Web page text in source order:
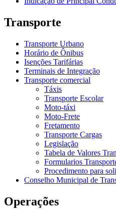
Transporte
Transporte Urbano
Horário de Ônibus
Isenções Tarifárias
Terminais de Integração
Transporte comercial
Táxis
Transporte Escolar
Moto-táxi
Moto-Frete
Fretamento
Transporte Cargas
Legislação
Tabela de Valores
Formularios
Procedimento para
Conselho Municipal de
Operações